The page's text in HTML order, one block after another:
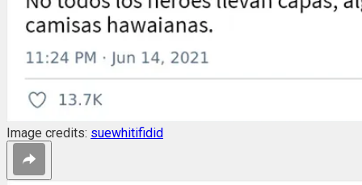
Image credits: suewhitifidid